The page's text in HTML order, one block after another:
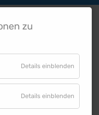
Kontakt
zu
Details einblenden
Details einblenden